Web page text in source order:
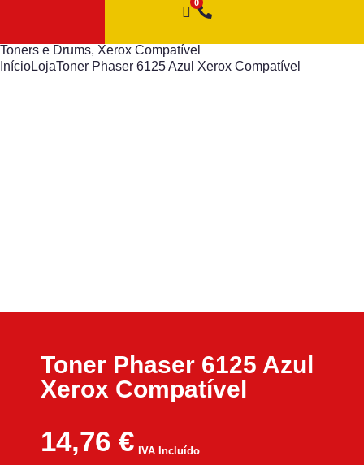
Toners e Drums, Xerox Compatível
InícioLojaToner Phaser 6125 Azul Xerox Compatível
Toner Phaser 6125 Azul
Xerox Compatível
14,76 € IVA Incluído